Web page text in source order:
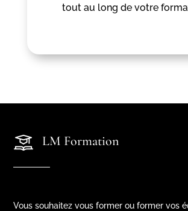
tout au long de votre
LM Formation
Vous souhaitez vous former ou former vos